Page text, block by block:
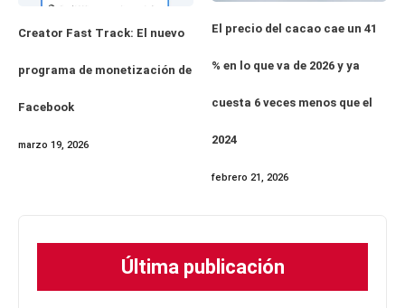
Creator Fast Track: El nuevo
programa de monetización de
Facebook
marzo 19, 2026
El precio del cacao cae un 41
% en lo que va de 2026 y ya
cuesta 6 veces menos que el
2024
febrero 21, 2026
Última publicación